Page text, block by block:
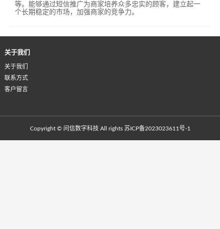
等。能够通过短信推广为商家培养众多忠实的顾客，建立起一
个长期稳定的市场，加强商家的竞争力。
关于我们
关于我们
联系方式
客户留言
Copyright © 问信数字科技 All rights 苏ICP备2023023611号-1